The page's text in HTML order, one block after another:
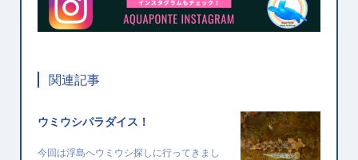
関連記事
ウミウシパラダイス！
今回は浮島へウミウシ探しに行ってきまし